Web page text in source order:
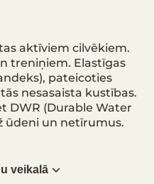
aktīviem cilvēkiem.
treniņiem. Elastīgas
pateicoties
nesasaista kustības.
DWR (Durable Water
ūdeni un netīrumus.
veikalā